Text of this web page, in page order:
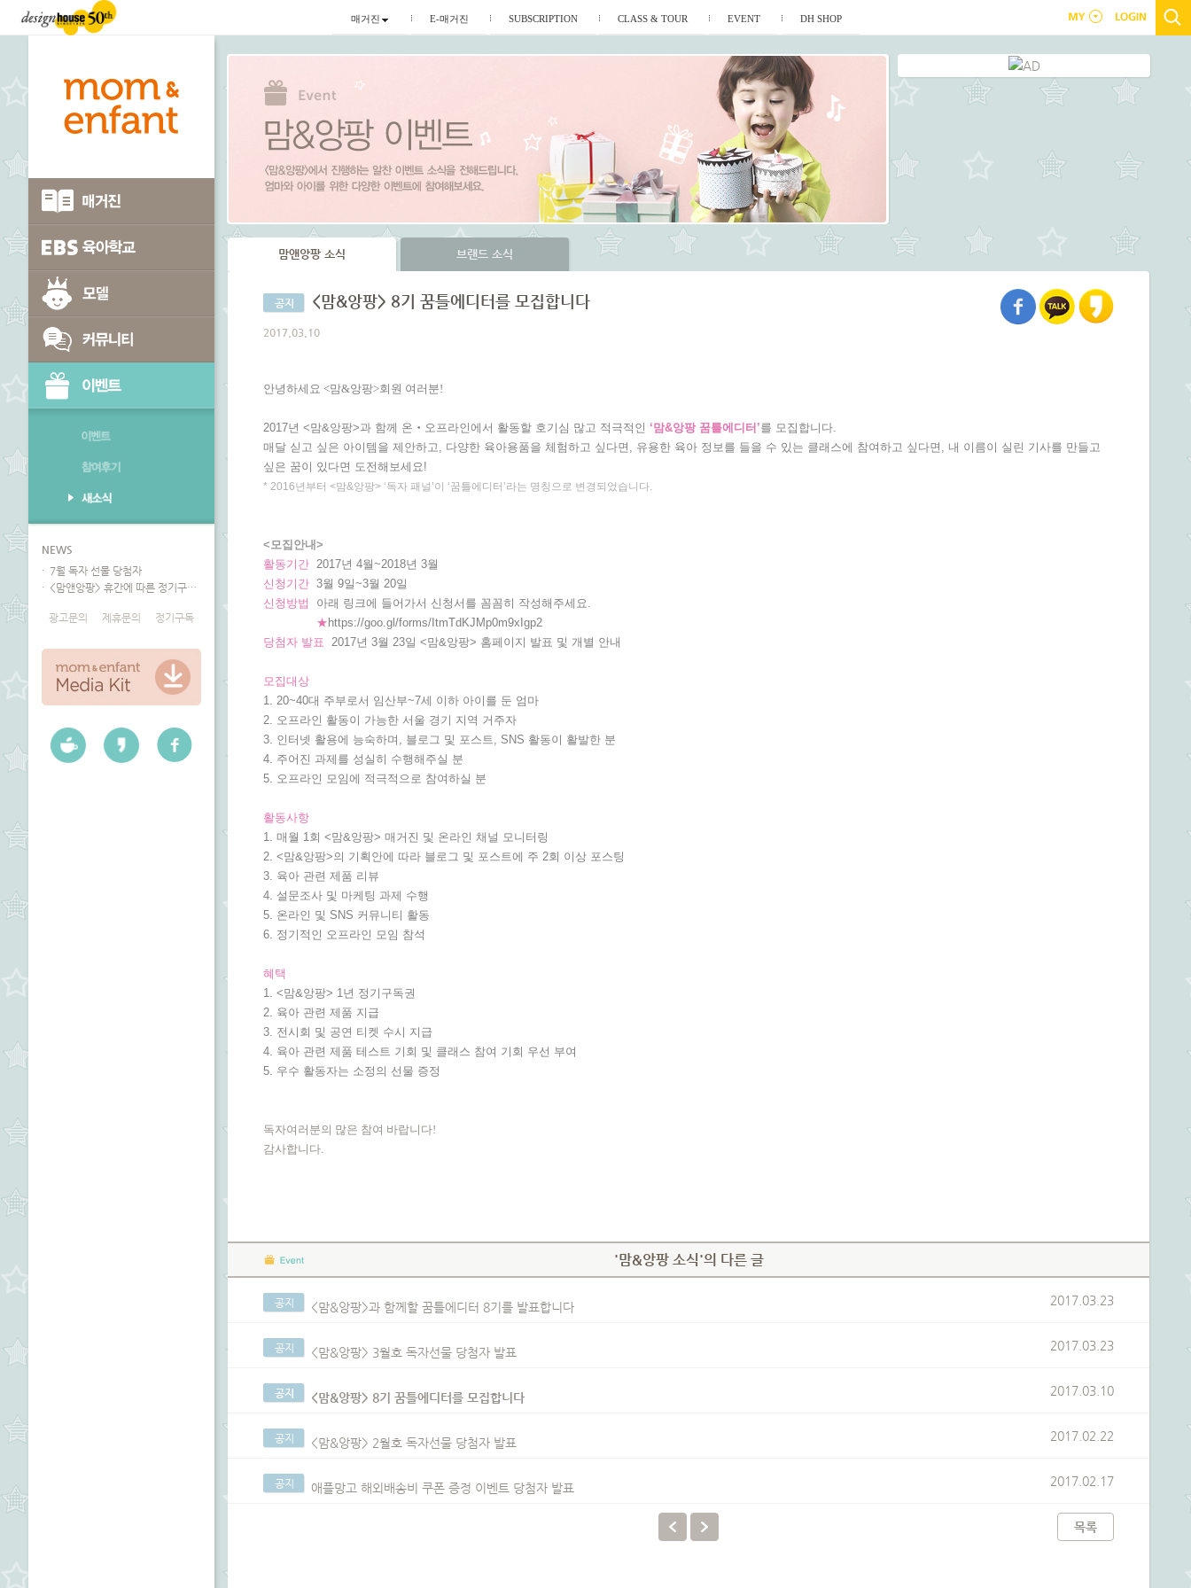
매거진 E-매거진 SUBSCRIPTION CLASS & TOUR EVENT DH SHOP
NEWS
7월 독자 선물 당첨자
<맘앤앙팡> 휴간에 따른 정기구독 안내
광고문의 제휴문의 정기구독
맘앤앙팡 소식 브랜드 소식
공지 <맘&앙팡> 8기 꿈틀에디터를 모집합니다
2017.03.10
안녕하세요 <맘&앙팡>회원 여러분!
2017년 <맘&앙팡>과 함께 온‧오프라인에서 활동할 호기심 많고 적극적인 ‘맘&앙팡 꿈틀에디터’를 모집합니다.
매달 싣고 싶은 아이템을 제안하고, 다양한 육아용품을 체험하고 싶다면, 유용한 육아 정보를 들을 수 있는 클래스에 참여하고 싶다면, 내 이름이 실린 기사를 만들고
싶은 꿈이 있다면 도전해보세요!
* 2016년부터 <맘&앙팡> ‘독자 패널’이 ‘꿈틀에디터’라는 명칭으로 변경되었습니다.
<모집안내>
활동기간 2017년 4월~2018년 3월
신청기간 3월 9일~3월 20일
신청방법 아래 링크에 들어가서 신청서를 꼼꼼히 작성해주세요.
★ https://goo.gl/forms/ItmTdKJMp0m9xIgp2
당첨자 발표 2017년 3월 23일 <맘&앙팡> 홈페이지 발표 및 개별 안내
모집대상
1. 20~40대 주부로서 임산부~7세 이하 아이를 둔 엄마
2. 오프라인 활동이 가능한 서울 경기 지역 거주자
3. 인터넷 활용에 능숙하며, 블로그 및 포스트, SNS 활동이 활발한 분
4. 주어진 과제를 성실히 수행해주실 분
5. 오프라인 모임에 적극적으로 참여하실 분
활동사항
1. 매월 1회 <맘&앙팡> 매거진 및 온라인 채널 모니터링
2. <맘&앙팡>의 기획안에 따라 블로그 및 포스트에 주 2회 이상 포스팅
3. 육아 관련 제품 리뷰
4. 설문조사 및 마케팅 과제 수행
5. 온라인 및 SNS 커뮤니티 활동
6. 정기적인 오프라인 모임 참석
혜택
1. <맘&앙팡> 1년 정기구독권
2. 육아 관련 제품 지급
3. 전시회 및 공연 티켓 수시 지급
4. 육아 관련 제품 테스트 기회 및 클래스 참여 기회 우선 부여
5. 우수 활동자는 소정의 선물 증정
독자여러분의 많은 참여 바랍니다!
감사합니다.
'맘&앙팡 소식'의 다른 글
공지 <맘&앙팡>과 함께할 꿈틀에디터 8기를 발표합니다 2017.03.23
공지 <맘&앙팡> 3월호 독자선물 당첨자 발표 2017.03.23
공지 <맘&앙팡> 8기 꿈틀에디터를 모집합니다 2017.03.10
공지 <맘&앙팡> 2월호 독자선물 당첨자 발표 2017.02.22
공지 애플망고 해외배송비 쿠폰 증정 이벤트 당첨자 발표 2017.02.17
목록